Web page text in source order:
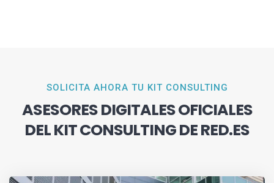
SOLICITA AHORA TU KIT CONSULTING
ASESORES DIGITALES OFICIALES
DEL KIT CONSULTING DE RED.ES